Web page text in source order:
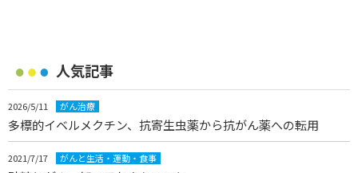
人気記事
2026/5/11 がん治療
多標的イベルメクチン、抗寄生虫薬から抗がん薬への転用
2021/7/17 がんと生活・運動・食事